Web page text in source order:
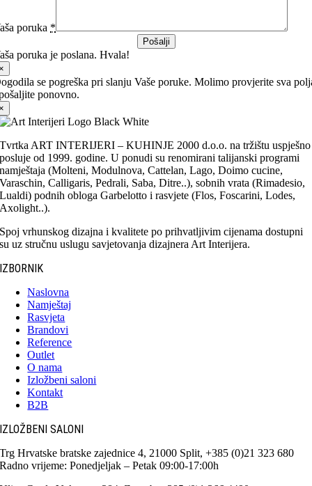
poruka *
Pošalji
poruka je poslana. Hvala!
se pogreška pri slanju Vaše poruke. Molimo provjerite sva
ponovno.
Tvrtka ART INTERIJERI – KUHINJE 2000 d.o.o. na tržištu uspješno
posluje od 1999. godine. U ponudi su renomirani talijanski programi
namještaja (Molteni, Modulnova, Cattelan, Lago, Doimo cucine,
Varaschin, Calligaris, Pedrali, Saba, Ditre..), sobnih vrata (Rimadesio,
Lualdi) podnih obloga Garbelotto i rasvjete (Flos, Foscarini, Lodes,
Axolight..).
Spoj vrhunskog dizajna i kvalitete po prihvatljivim cijenama dostupni
su uz stručnu uslugu savjetovanja dizajnera Art Interijera.
IZBORNIK
Naslovna
Namještaj
Rasvjeta
Brandovi
Reference
Outlet
O nama
Izložbeni saloni
Kontakt
B2B
IZLOŽBENI SALONI
Trg Hrvatske bratske zajednice 4, 21000 Split, +385 (0)21 323 680
Radno vrijeme: Ponedjeljak – Petak 09:00-17:00h